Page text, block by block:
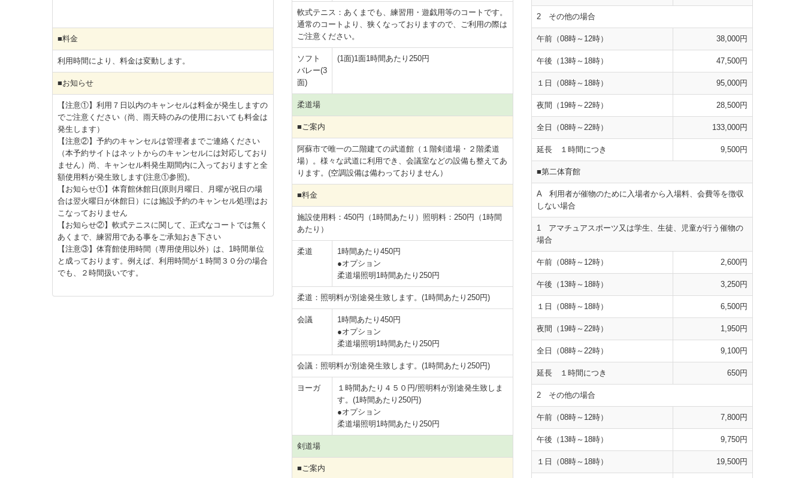
■料金
利用時間により、料金は変動します。
■お知らせ
【注意①】利用７日以内のキャンセルは料金が発生しますの
でご注意ください（尚、雨天時のみの使用においても料金は
発生します）
【注意②】予約のキャンセルは管理者までご連絡ください
（本予約サイトはネットからのキャンセルには対応しており
ません）尚、キャンセル料発生期間内に入っておりますと全
額使用料が発生致します(注意①参照)。
【お知らせ①】体育館休館日(原則月曜日、月曜が祝日の場
合は翌火曜日が休館日）には施設予約のキャンセル処理はお
こなっておりません
【お知らせ②】軟式テニスに関して、正式なコートでは無く
あくまで、練習用である事をご承知おき下さい
【注意③】体育館使用時間（専用使用以外）は、1時間単位
と成っております。例えば、利用時間が１時間３０分の場合
でも、２時間扱いです。
軟式テニス：あくまでも、練習用・遊戯用等のコートです。
通常のコートより、狭くなっておりますので、ご利用の際は
ご注意ください。
ソフト
バレー(3
面)
(1面)1面1時間あたり250円
柔道場
■ご案内
阿蘇市で唯一の二階建ての武道館（１階剣道場・２階柔道
場）。様々な武道に利用でき、会議室などの設備も整えてあ
ります。(空調設備は備わっておりません）
■料金
施設使用料：450円（1時間あたり）照明料：250円（1時間
あたり）
柔道
1時間あたり450円
●オプション
柔道場照明1時間あたり250円
柔道：照明料が別途発生致します。(1時間あたり250円)
会議
1時間あたり450円
●オプション
柔道場照明1時間あたり250円
会議：照明料が別途発生致します。(1時間あたり250円)
ヨーガ
１時間あたり４５０円/照明料が別途発生致しま
す。(1時間あたり250円)
●オプション
柔道場照明1時間あたり250円
剣道場
■ご案内
2 その他の場合
午前（08時～12時） 38,000円
午後（13時～18時） 47,500円
１日（08時～18時） 95,000円
夜間（19時～22時） 28,500円
全日（08時～22時） 133,000円
延長 １時間につき 9,500円
■第二体育館
A 利用者が催物のために入場者から入場料、会費等を徴収
しない場合
1 アマチュアスポーツ又は学生、生徒、児童が行う催物の
場合
午前（08時～12時） 2,600円
午後（13時～18時） 3,250円
１日（08時～18時） 6,500円
夜間（19時～22時） 1,950円
全日（08時～22時） 9,100円
延長 １時間につき 650円
2 その他の場合
午前（08時～12時） 7,800円
午後（13時～18時） 9,750円
１日（08時～18時） 19,500円